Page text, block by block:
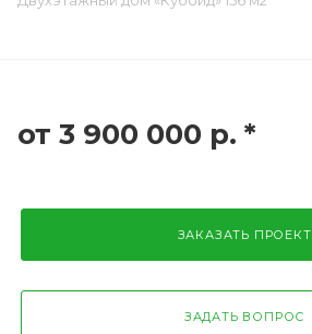
от 3 900 000 р. *
ЗАКАЗАТЬ ПРОЕКТ
ЗАДАТЬ ВОПРОС